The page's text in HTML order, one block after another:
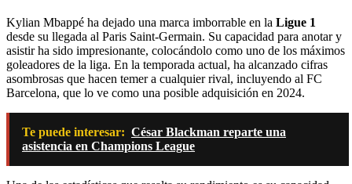
Kylian Mbappé ha dejado una marca imborrable en la Ligue 1
desde su llegada al Paris Saint-Germain. Su capacidad para anotar y
asistir ha sido impresionante, colocándolo como uno de los máximos
goleadores de la liga. En la temporada actual, ha alcanzado cifras
asombrosas que hacen temer a cualquier rival, incluyendo al FC
Barcelona, que lo ve como una posible adquisición en 2024.
Te puede interesar: César Blackman reparte una
asistencia en Champions League